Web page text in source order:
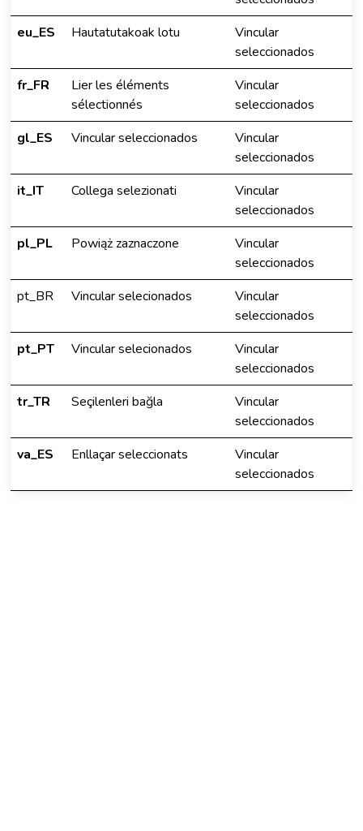
eu_ES
Hautatutakoak lotu
Vincular
seleccionados
fr_FR
Lier les éléments
sélectionnés
Vincular
seleccionados
gl_ES
Vincular seleccionados
Vincular
seleccionados
it_IT
Collega selezionati
Vincular
seleccionados
pl_PL
Powiąż zaznaczone
Vincular
seleccionados
pt_BR
Vincular selecionados
Vincular
seleccionados
pt_PT
Vincular selecionados
Vincular
seleccionados
tr_TR
Seçilenleri bağla
Vincular
seleccionados
va_ES
Enllaçar seleccionats
Vincular
seleccionados